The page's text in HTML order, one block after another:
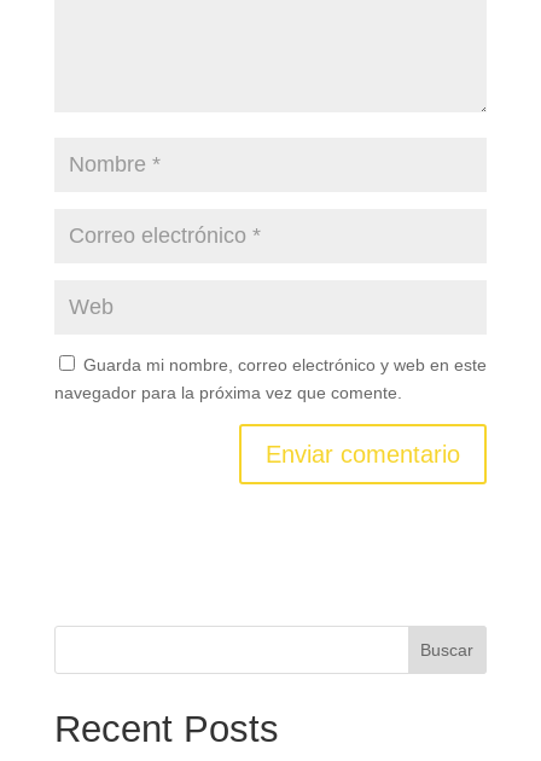
Guarda mi nombre, correo electrónico y web en este
navegador para la próxima vez que comente.
Buscar
Recent Posts